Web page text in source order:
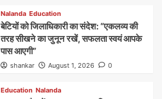
Nalanda Education
बेटियों को जिलाधिकारी का संदेश: “एकलव्य की
तरह सीखने का जुनून रखें, सफलता स्वयं आपके
पास आएगी”
shankar August 1, 2026 0
Education Nalanda